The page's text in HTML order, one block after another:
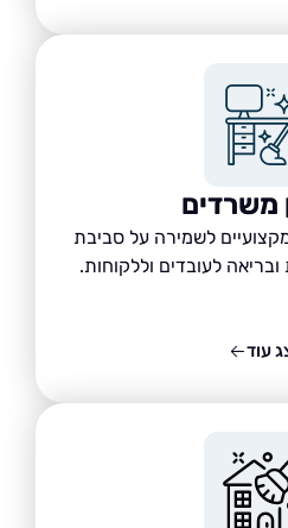
לשמירה על סביבת
וללקוחות.